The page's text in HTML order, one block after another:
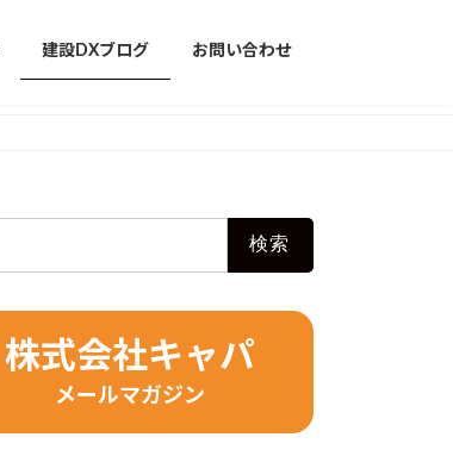
建設DXブログ お問い合わせ
株式会社キャパ
メールマガジン